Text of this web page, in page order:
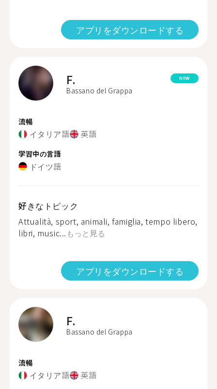
アプリをダウンロードする
F.
Bassano del Grappa
NEW
流暢
イタリア語 英語
学習中の言語
ドイツ語
好きなトピック
Attualità, sport, animali, famiglia, tempo libero,
libri, music... もっと見る
アプリをダウンロードする
F.
Bassano del Grappa
流暢
イタリア語 英語